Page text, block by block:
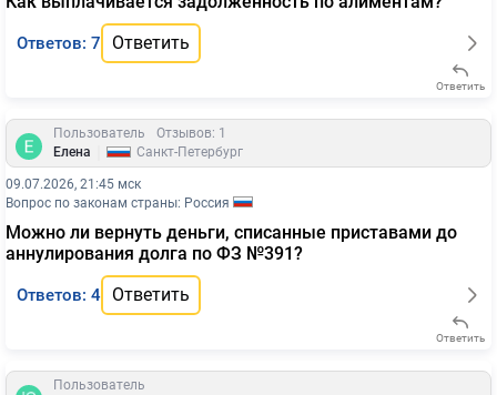
Ответов: 7 Ответить
Ответить
Пользователь
Отзывов: 1
Елена
Санкт-Петербург
09.07.2026, 21:45 мск
Вопрос по законам страны: Россия
Можно ли вернуть деньги, списанные приставами до
аннулирования долга по ФЗ №391?
Ответов: 4 Ответить
Ответить
Пользователь